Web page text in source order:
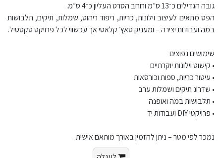
גובה הגדילים כ־13 ס״מ ורוחב הסרט העליון כ־4 ס״מ.
הפס מתאים לעיצוב וילונות, כריות, ריפוד ריהוט, שמלות, תיקים, תלבושות
במה ועבודות יצירה – ומעניק טאץ׳ קלאסי אך עכשווי לכל פרויקט טקסטיל.
שימושים נפוצים
• קישוט וילונות יוקרתיים
• עיטור כריות, ספות וכורסאות
• שדרוג תיקים ושמלות ערב
• תלבושות במה ואופנה
• פרויקטי DIY ועבודות יד
נמכר לפי מטר – ניתן להזמין באורך מותאם אישית.